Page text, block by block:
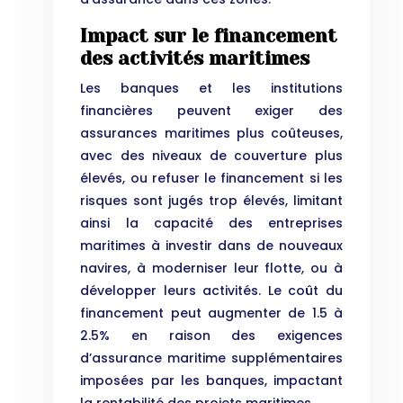
Impact sur le financement
des activités maritimes
Les banques et les institutions
financières peuvent exiger des
assurances maritimes plus coûteuses,
avec des niveaux de couverture plus
élevés, ou refuser le financement si les
risques sont jugés trop élevés, limitant
ainsi la capacité des entreprises
maritimes à investir dans de nouveaux
navires, à moderniser leur flotte, ou à
développer leurs activités. Le coût du
financement peut augmenter de 1.5 à
2.5% en raison des exigences
d’assurance maritime supplémentaires
imposées par les banques, impactant